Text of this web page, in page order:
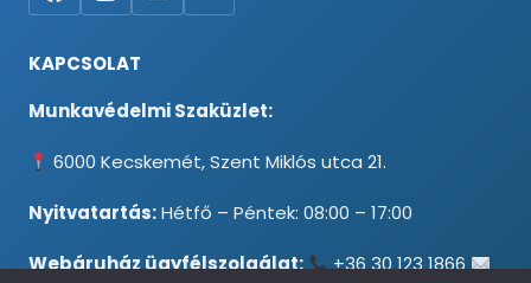
KAPCSOLAT
Munkavédelmi Szaküzlet:
6000 Kecskemét, Szent Miklós utca 21.
Nyitvatartás:Hétfő – Péntek: 08:00 – 17:00
Webáruház ügyfélszolgálat: +36 30 123 1866